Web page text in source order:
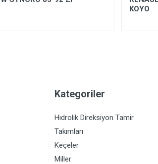
KOYO
Kategoriler
Hidrolik Direksiyon Tamir
Takımları
Keçeler
Miller